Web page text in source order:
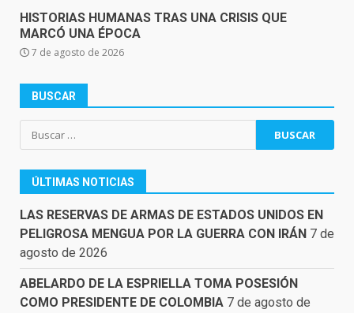
HISTORIAS HUMANAS TRAS UNA CRISIS QUE
MARCÓ UNA ÉPOCA
7 de agosto de 2026
BUSCAR
Buscar:
ÚLTIMAS NOTICIAS
LAS RESERVAS DE ARMAS DE ESTADOS UNIDOS EN
PELIGROSA MENGUA POR LA GUERRA CON IRÁN 7 de
agosto de 2026
ABELARDO DE LA ESPRIELLA TOMA POSESIÓN
COMO PRESIDENTE DE COLOMBIA 7 de agosto de